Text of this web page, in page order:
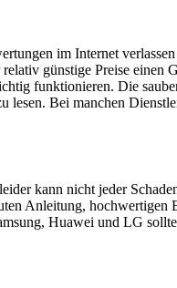
im Internet
günstige Preise einen
funktionieren. Die
Bei manchen
kann nicht jeder
Anleitung, hochwertigen
Huawei und LG